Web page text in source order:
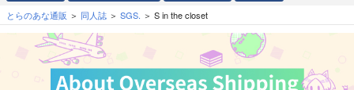
とらのあな通販 同人誌 SGS. S in the closet